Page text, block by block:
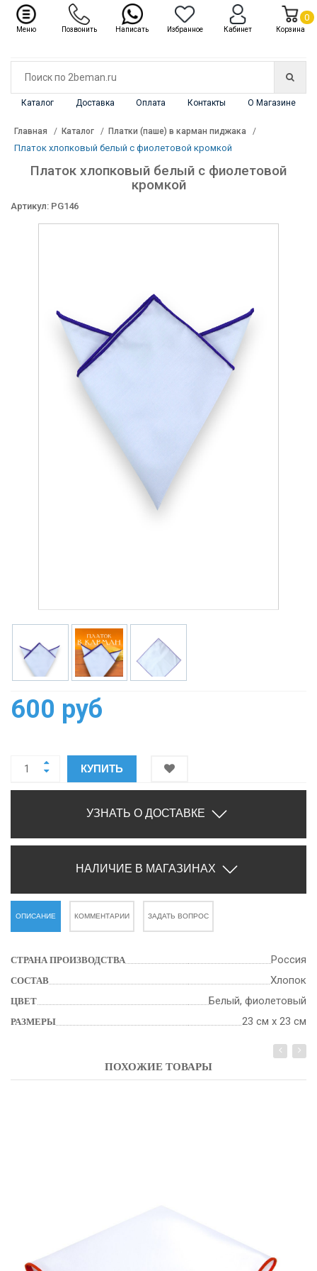
Каталог Доставка Оплата Контакты О Магазине
Каталог ✖
Главная Каталог Платки (паше) в карман пиджака
Платок хлопковый белый с фиолетовой кромкой
Платок хлопковый белый с фиолетовой
кромкой
Артикул: PG146
600 руб
КУПИТЬ
УЗНАТЬ О ДОСТАВКЕ
НАЛИЧИЕ В МАГАЗИНАХ
ОПИСАНИЕ КОММЕНТАРИИ ЗАДАТЬ ВОПРОС
СТРАНА ПРОИЗВОДСТВА Россия
СОСТАВ Хлопок
ЦВЕТ Белый, фиолетовый
РАЗМЕРЫ 23 см x 23 см
ПОХОЖИЕ ТОВАРЫ
Меню Позвонить Написать Избранное Кабинет Корзина
0